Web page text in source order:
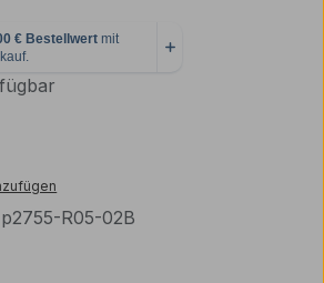
p2755-R05-02B